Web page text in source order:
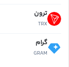
ترون
TRX
گرام
GRAM